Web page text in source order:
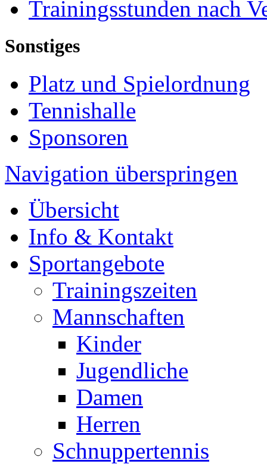
Trainingsstunden nach
Sonstiges
Platz und Spielordnung
Tennishalle
Sponsoren
Navigation überspringen
Übersicht
Info & Kontakt
Sportangebote
Trainingszeiten
Mannschaften
Kinder
Jugendliche
Damen
Herren
Schnuppertennis